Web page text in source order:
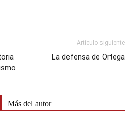
Artículo siguiente
La defensa de Ortega
Más del autor